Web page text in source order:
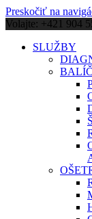
Preskočiť na
Volajte: +421 904
SLUŽBY